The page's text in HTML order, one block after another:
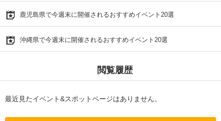
鹿児島県で今週末に開催されるおすすめイベント20選
沖縄県で今週末に開催されるおすすめイベント20選
閲覧履歴
最近見たイベント&スポットページはありません。